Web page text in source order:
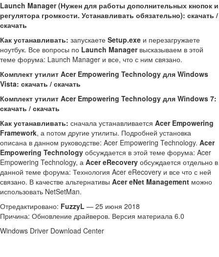
Launch Manager (Нужен для работы дополнительных кнопок и
регулятора громкости. Устанавливать обязательно): скачать /
скачать
Как устанавливать: запускаете Setup.exe и перезагружаете
ноутбук. Все вопросы по Launch Managerвысказываем в этой
теме форума: Launch Manager и все, что с ним связано.
Комплект утилит Acer Empowering Technology для Windows
Vista: скачать / скачать
Комплект утилит Acer Empowering Technology для Windows 7:
скачать / скачать
Как устанавливать: сначала устанавливается Acer Empowering
Framework, а потом другие утилиты. Подробней установка
описана в данном руководстве: Acer Empowering Technology. Acer
Empowering Technology обсуждается в этой теме форума: Acer
Empowering Technology, а Acer eRecovery обсуждается отдельно в
данной теме форума: Технология Acer eRecovery и все что с ней
связано. В качестве альтернативы Acer eNet Management можно
использовать NetSetMan.
Отредактировано: FuzzyL — 25 июня 2018
Причина: Обновление драйверов. Версия материала 6.0
Windows Driver Download Center